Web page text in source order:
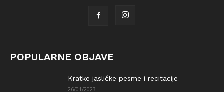
POPULARNE OBJAVE
Kratke jasličke pesme i recitacije
26/01/2023